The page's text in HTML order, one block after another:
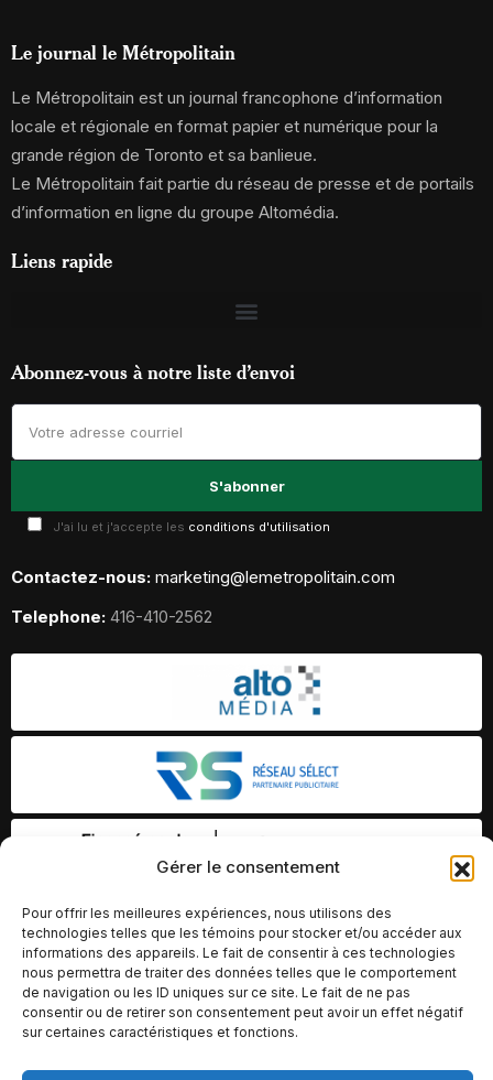
Gérer le consentement
Pour offrir les meilleures expériences, nous utilisons des
technologies telles que les témoins pour stocker et/ou accéder aux
informations des appareils. Le fait de consentir à ces technologies
nous permettra de traiter des données telles que le comportement
de navigation ou les ID uniques sur ce site. Le fait de ne pas
consentir ou de retirer son consentement peut avoir un effet négatif
sur certaines caractéristiques et fonctions.
Le journal le Métropolitain
Le Métropolitain est un journal francophone d’information
locale et régionale en format papier et numérique pour la
grande région de Toronto et sa banlieue.
Le Métropolitain fait partie du réseau de presse et de portails
d’information en ligne du groupe Altomédia.
Liens rapide
Abonnez-vous à notre liste d’envoi
J'ai lu et j'accepte les conditions d'utilisation
Contactez-nous: marketing@lemetropolitain.com
Telephone: 416-410-2562